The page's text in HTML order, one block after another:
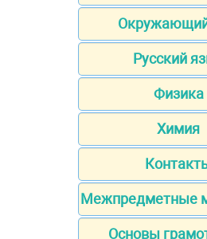
Русский
Физика
Химия
Межпредметные
Основы